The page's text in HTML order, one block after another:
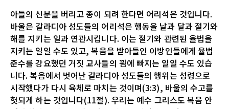
아들의 신분을 버리고 종이 되려 한다면 어리석은 것입니다.
바울은 갈라디아 성도들의 어리석은 행동을 날과 달과 절기와
해를 지키는 일과 연관시킵니다. 이는 절기와 관련된 율법을
지키는 일일 수도 있고, 복음을 받아들인 이방인들에게 율법
준수를 강요했던 거짓 교사들의 꾐에 빠지는 일일 수도 있습
니다. 복음에서 벗어난 갈라디아 성도들의 행위는 성령으로
시작했다가 다시 육체로 마치는 것이며(3:3), 바울의 수고를
헛되게 하는 것입니다(11절). 우리는 예수 그리스도 복음 안